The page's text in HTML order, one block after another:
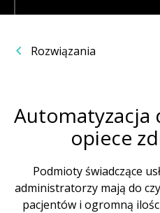
Rozwiązania
opiece
Podmioty świadczące
administratorzy mają do
pacjentów i ogromną